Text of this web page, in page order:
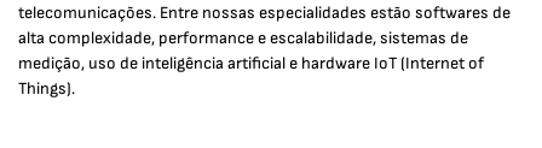
telecomunicações. Entre nossas especialidades estão softwares de
alta complexidade, performance e escalabilidade, sistemas de
medição, uso de inteligência artificial e hardware IoT (Internet of
Things).